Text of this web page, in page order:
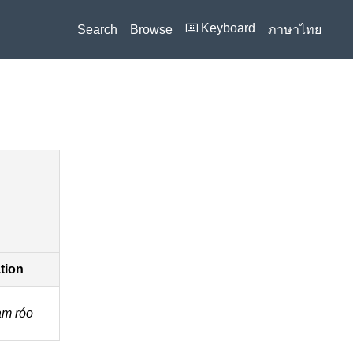
Search Browse ⌨️ Keyboard ภาษาไทย
róo